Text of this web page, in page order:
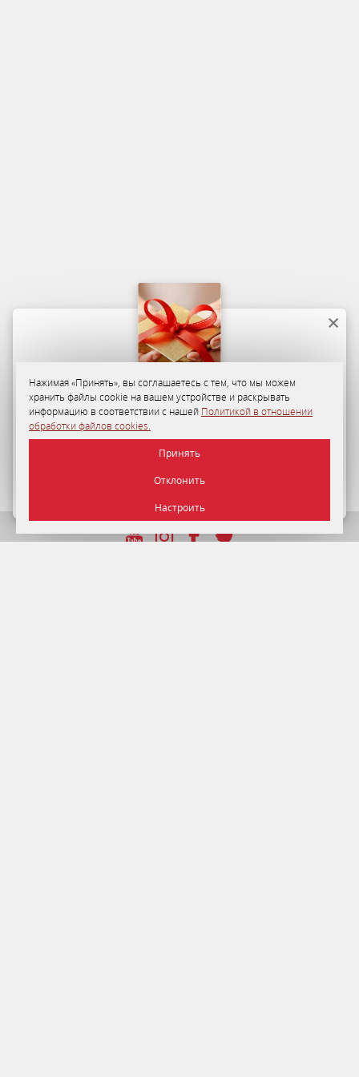
Нажимая «Принять», вы соглашаетесь с тем, что мы можем
хранить файлы cookie на вашем устройстве и раскрывать
информацию в соответствии с нашей Политикой в отношении
обработки файлов cookies.
Принять
Отклонить
Настроить
Программа лояльности
35-50%персональная скидка на размещение в «Отеле
«Минск» для гостей по Программе лояльности.
ПОДРОБНЕЕ